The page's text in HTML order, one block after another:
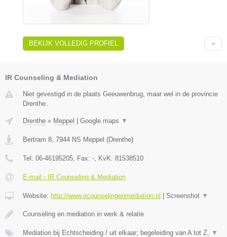
BEKIJK VOLLEDIG PROFIEL
IR Counseling & Mediation
Niet gevestigd in de plaats Geeuwenbrug, maar wel in de provincie
Drenthe.
Drenthe » Meppel Google maps ▼
Bertram 8 7944 NS Meppel (Drenthe)
Tel: 06-46195205 , Fax: - , KvK: 81538510
E-mail › IR Counseling & Mediation
Website: http://www.ircounselingenmediation.nl Screenshot ▼
Counseling en mediation in werk & relatie
Mediation bij Echtscheiding / uit elkaar; begeleiding van A tot Z, ▼